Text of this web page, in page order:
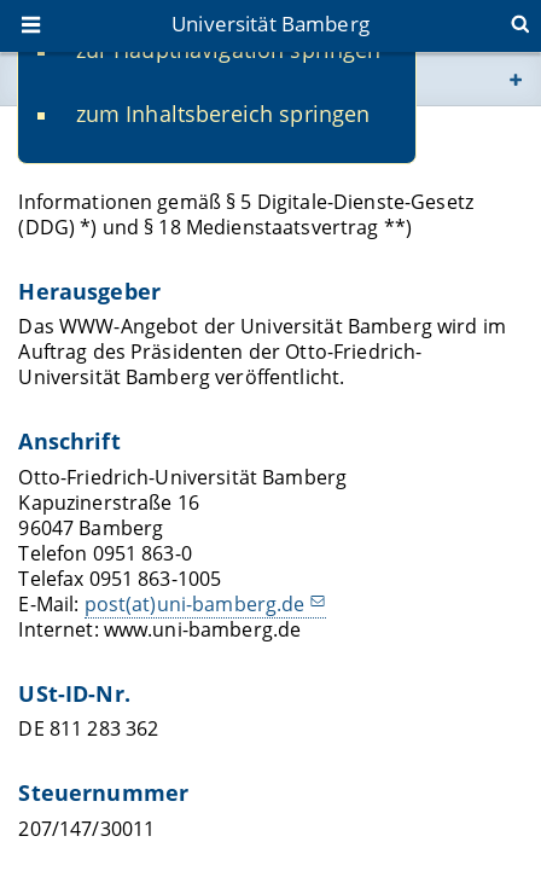
zur Hauptnavigation springen
zum Inhaltsbereich springen
Universität Bamberg
www.uni-bamberg.de
Impressum
Informationen gemäß § 5 Digitale-Dienste-Gesetz
(DDG) *) und § 18 Medienstaatsvertrag **)
Herausgeber
Das WWW-Angebot der Universität Bamberg wird im
Auftrag des Präsidenten der Otto-Friedrich-
Universität Bamberg veröffentlicht.
Anschrift
Otto-Friedrich-Universität Bamberg
Kapuzinerstraße 16
96047 Bamberg
Telefon 0951 863-0
Telefax 0951 863-1005
E-Mail: post(at)uni-bamberg.de
Internet: www.uni-bamberg.de
USt-ID-Nr.
DE 811 283 362
Steuernummer
207/147/30011